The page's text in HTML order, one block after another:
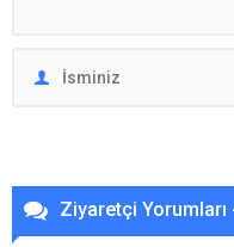
Ziyaretçi Yorumları